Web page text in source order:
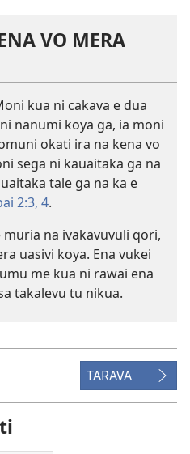
VO MERA
kua ni cakava e dua
nanumi koya ga, ia moni
okati ira na kena vo
sega ni kauaitaka ga na
tale ga na ka e
2:3, 4.
na ivakavuvuli qori,
uasivi koya. Ena vukei
me kua ni rawai ena
takalevu tu nikua.
TARAVA